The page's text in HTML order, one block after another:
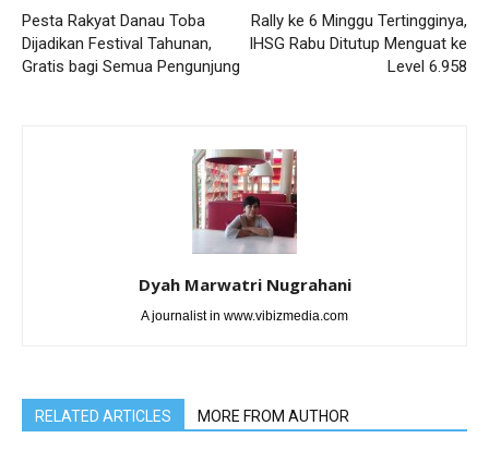
Pesta Rakyat Danau Toba
Dijadikan Festival Tahunan,
Gratis bagi Semua Pengunjung
Rally ke 6 Minggu Tertingginya,
IHSG Rabu Ditutup Menguat ke
Level 6.958
Dyah Marwatri Nugrahani
A journalist in www.vibizmedia.com
RELATED ARTICLES MORE FROM AUTHOR